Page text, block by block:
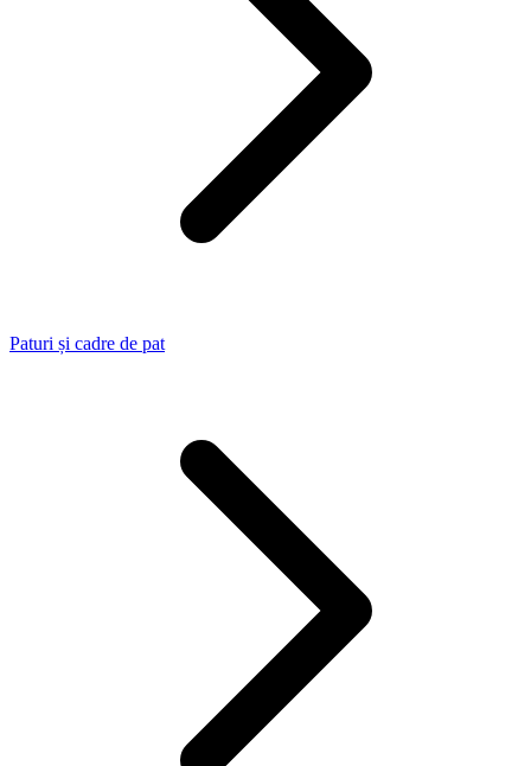
Paturi și cadre de pat